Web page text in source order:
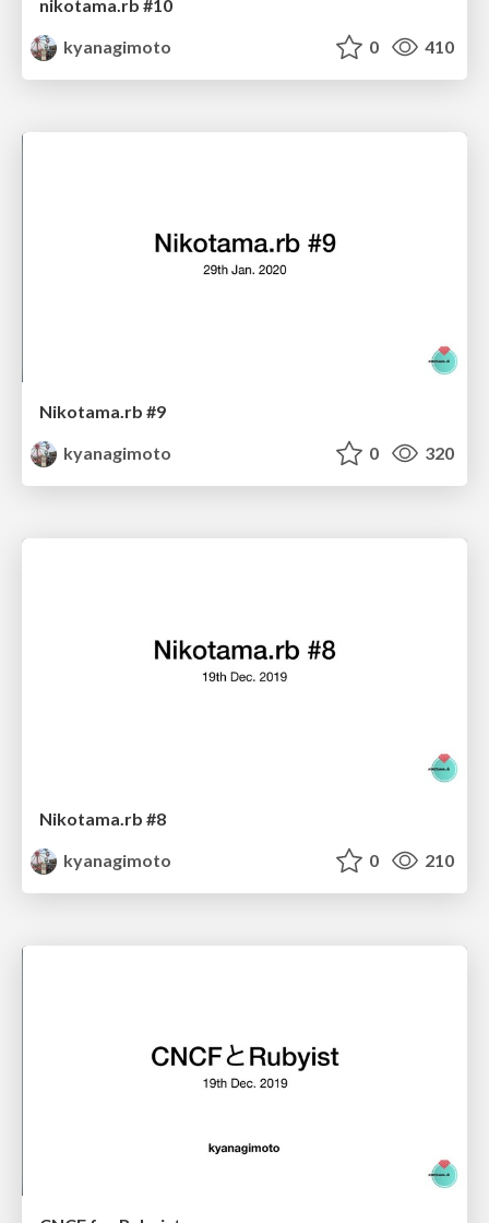
nikotama.rb #10
kyanagimoto
0 410
Nikotama.rb #9
kyanagimoto
0 320
Nikotama.rb #8
kyanagimoto
0 210